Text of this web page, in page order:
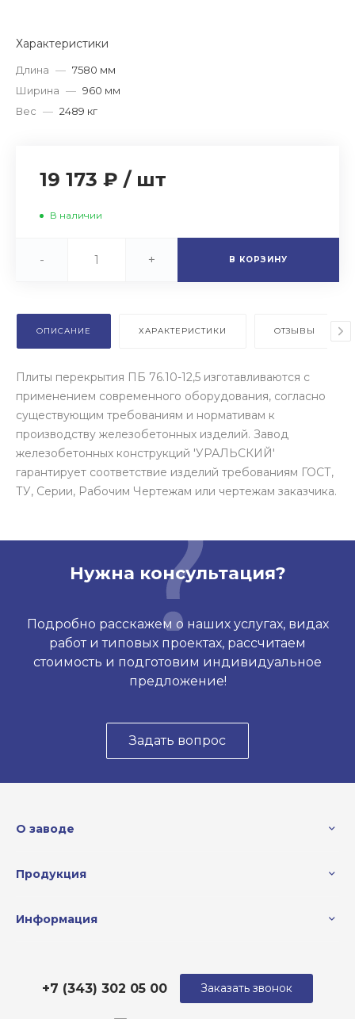
Характеристики
Длина — 7580 мм
Ширина — 960 мм
Вес — 2489 кг
19 173 ₽ / шт
В наличии
- + В КОРЗИНУ
ОПИСАНИЕ ХАРАКТЕРИСТИКИ ОТЗЫВЫ
Плиты перекрытия ПБ 76.10-12,5 изготавливаются с
применением современного оборудования, согласно
существующим требованиям и нормативам к
производству железобетонных изделий. Завод
железобетонных конструкций 'УРАЛЬСКИЙ'
гарантирует соответствие изделий требованиям ГОСТ,
ТУ, Серии, Рабочим Чертежам или чертежам заказчика.
Нужна консультация?
Подробно расскажем о наших услугах, видах
работ и типовых проектах, рассчитаем
стоимость и подготовим индивидуальное
предложение!
Задать вопрос
О заводе
Продукция
Информация
+7 (343) 302 05 00 Заказать звонок